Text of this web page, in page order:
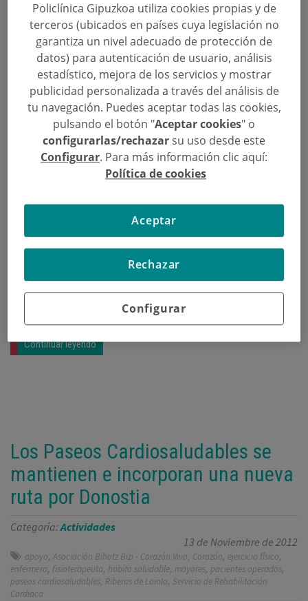
tranquilidad y comodidad
Categoría:Ginecología y Obstetricia,
Ginecología y Unidad de la Mujer
2 de Octubre de 2014
3D,4D,Dar a Luz,Donostia / San Sebastián,ecografías,embarazo,
enfermera,ginecólogo,Gipuzkoa,Hospital,matrona,mujer,Nursery,
, privado, , seguimiento ,
La Unidad de la Mujer de Policlínica Gipuzkoa se
ocupa de todo el área maternoinfantil. Para ello, ha
integra, en un mismo centro, todo el abanico de
servicios técnicos y humanos que cubre las
necesidades de la mujer y el recién nacido, de la
mano de un gran equipo de expertos,
complementado con un Servicio de Urgencias 24
horas todos los días del año.
Continuar leyendo
Los Paseos Cardiosaludables se
mantienen e incorporan una nueva
ruta por Donostia
Categoría: Actividades
13 de Noviembre de 2012
apoyo, Asociación Bihotz Bizi - Corazón Vivo, Corazón, ejercicio físico,
enfermera, fisioterapeuta, habíto saludable, mayores, pacientes operados,
paseos cardiosaludables, Riberas de Loiola, Servicio de Rehabilitación
Cardiaca
Policlínica Gipuzkoa utiliza cookies propias y de
terceros (ubicados en países cuya legislación no
garantiza un nivel adecuado de protección de
datos) para autenticación de usuario, análisis
estadístico, mejora de los servicios y mostrar
publicidad personalizada a través del análisis de
tu navegación. Puedes aceptar todas las cookies,
pulsando el botón "Aceptar cookies" o
configurarlas/rechazarsu uso desde este
Configurar. Para más información clic aquí:
Política de cookies
Configurar
Rechazar
Aceptar